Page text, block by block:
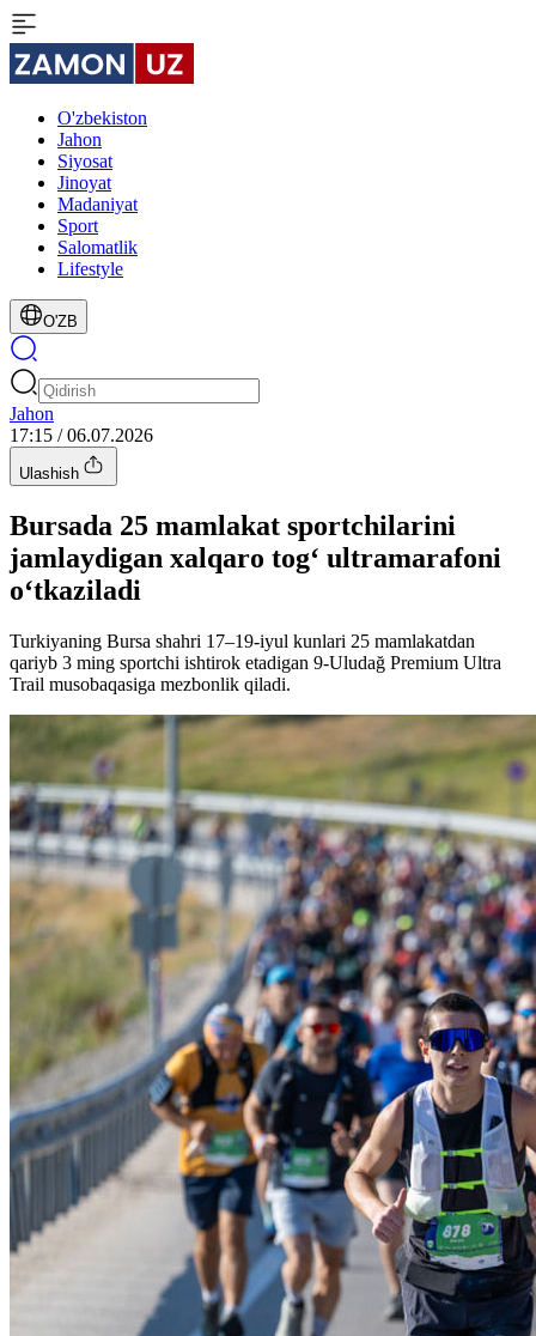
O'zbekiston
Jahon
Siyosat
Jinoyat
Madaniyat
Sport
Salomatlik
Lifestyle
O'ZB
Jahon
17:15 / 06.07.2026
Ulashish
Bursada 25 mamlakat sportchilarini
jamlaydigan xalqaro tog‘ ultramarafoni
o‘tkaziladi
Turkiyaning Bursa shahri 17–19-iyul kunlari 25 mamlakatdan
qariyb 3 ming sportchi ishtirok etadigan 9-Uludağ Premium Ultra
Trail musobaqasiga mezbonlik qiladi.